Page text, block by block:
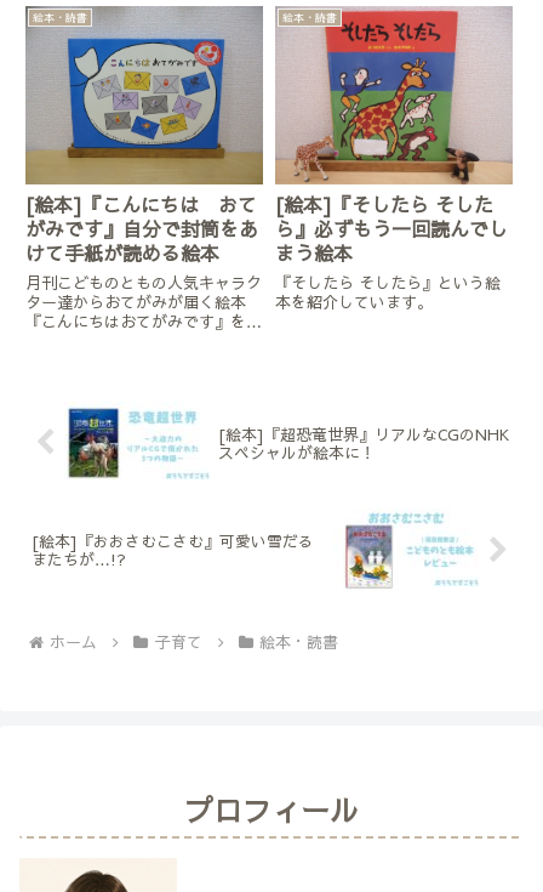
ました。こちらのページはPart1
で、10冊紹介しています。
絵本・読書
[絵本]『こんにちは おて
がみです』自分で封筒をあ
けて手紙が読める絵本
月刊こどものともの人気キャラク
ター達からおてがみが届く絵本
『こんにちはおてがみです』を紹
絵本・読書
[絵本]『そしたら そした
ら』必ずもう一回読んでし
まう絵本
『そしたら そしたら』という絵
本を紹介しています。
[絵本]『超恐竜世界』リアルなCGのNHK
スペシャルが絵本に！
[絵本]『おおさむこさむ』可愛い雪だる
またちが…!?
ホーム 子育て 絵本・読書
プロフィール